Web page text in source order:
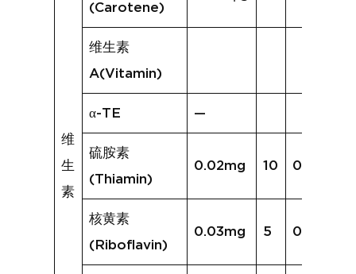
维
生
素
(Carotene)
维生素
A(Vitamin)
α-TE —
硫胺素
(Thiamin)
0.02mg 10 0.06mg
核黄素
(Riboflavin)
0.03mg 5 0.04mg